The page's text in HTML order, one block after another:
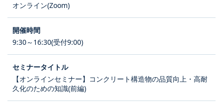
オンライン(Zoom)
9:30～16:30(受付9:00)
【オンラインセミナー】コンクリート構造物の品質向上・高耐
久化のための知識(前編)